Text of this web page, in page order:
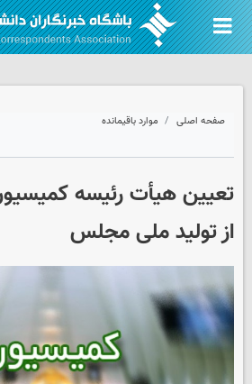
صفحه اصلی موارد باقیمانده
تعیین هیأت رئیسه
از تولید ملی مجلس